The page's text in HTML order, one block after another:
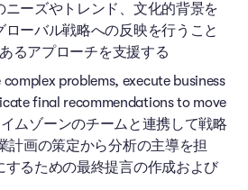
ーズやトレンド、文化的背景を
ーバル戦略への反映を行うこと
るアプローチを支援する
problems, execute business
final recommendations to move
ムゾーンのチームと連携して戦略
計画の策定から分析の主導を担
るための最終提言の作成および